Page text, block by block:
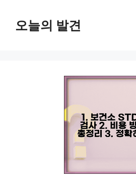
오늘의 발견